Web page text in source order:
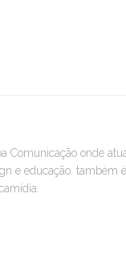
Comunicação onde
e educação. também